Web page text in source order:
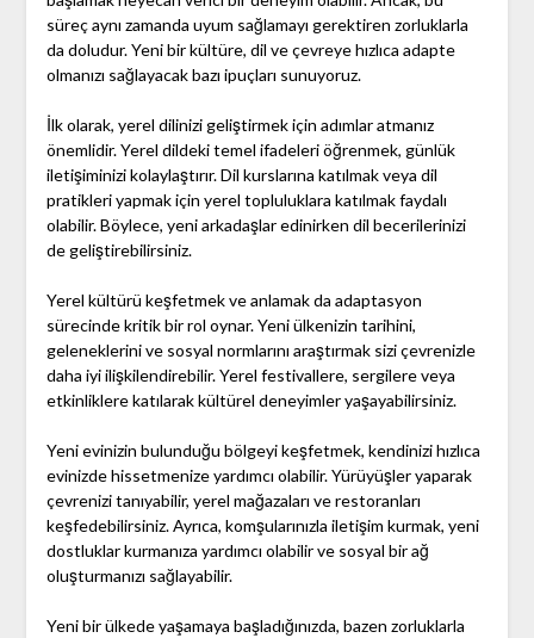
süreç aynı zamanda uyum sağlamayı gerektiren zorluklarla
da doludur. Yeni bir kültüre, dil ve çevreye hızlıca adapte
olmanızı sağlayacak bazı ipuçları sunuyoruz.
İlk olarak, yerel dilinizi geliştirmek için adımlar atmanız
önemlidir. Yerel dildeki temel ifadeleri öğrenmek, günlük
iletişiminizi kolaylaştırır. Dil kurslarına katılmak veya dil
pratikleri yapmak için yerel topluluklara katılmak faydalı
olabilir. Böylece, yeni arkadaşlar edinirken dil becerilerinizi
de geliştirebilirsiniz.
Yerel kültürü keşfetmek ve anlamak da adaptasyon
sürecinde kritik bir rol oynar. Yeni ülkenizin tarihini,
geleneklerini ve sosyal normlarını araştırmak sizi çevrenizle
daha iyi ilişkilendirebilir. Yerel festivallere, sergilere veya
etkinliklere katılarak kültürel deneyimler yaşayabilirsiniz.
Yeni evinizin bulunduğu bölgeyi keşfetmek, kendinizi hızlıca
evinizde hissetmenize yardımcı olabilir. Yürüyüşler yaparak
çevrenizi tanıyabilir, yerel mağazaları ve restoranları
keşfedebilirsiniz. Ayrıca, komşularınızla iletişim kurmak, yeni
dostluklar kurmanıza yardımcı olabilir ve sosyal bir ağ
oluşturmanızı sağlayabilir.
Yeni bir ülkede yaşamaya başladığınızda, bazen zorluklarla